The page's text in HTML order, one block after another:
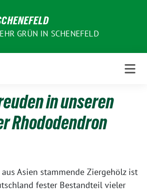
GRÜN IN SCHENEFELD
in unseren
Rhododendron
Asien stammende Ziergehölz ist
fester Bestandteil vieler